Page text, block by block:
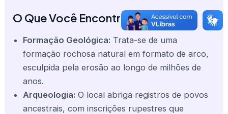
O Que Você Encontrará
Formação Geológica: Trata-se de uma
formação rochosa natural em formato de arco,
esculpida pela erosão ao longo de milhões de
anos.
Arqueologia: O local abriga registros de povos
ancestrais, com inscrições rupestres que